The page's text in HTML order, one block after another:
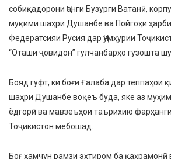
собиқадорони Ҷанги Бузурги Ватанӣ,
муқими шаҳри Душанбе ва Пойгоҳи
Федератсияи Русия дар Ҷумҳурии
“Оташи ҷовидон” гулчанбарҳо гузошта
Бояд гуфт, ки боғи Ғалаба дар теппаҳои
шаҳри Душанбе воқеъ буда, яке аз
ёдгорӣ ва мавзеъҳои таърихию
Тоҷикистон мебошад.
Боғ ҳамчун рамзи эҳтиром ба